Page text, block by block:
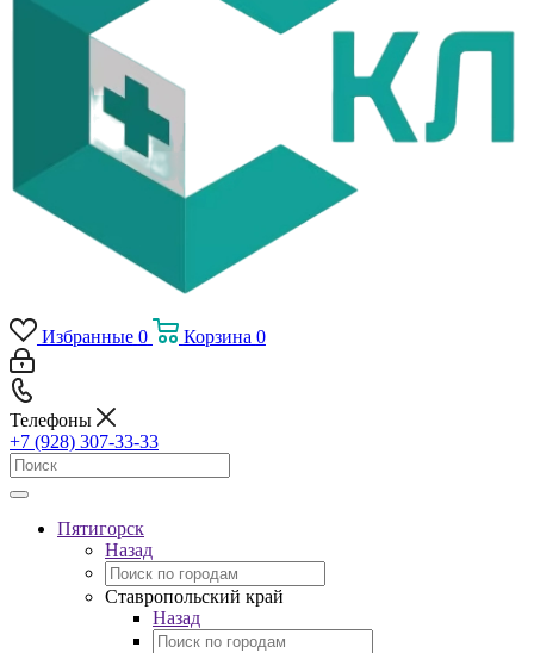
Избранные 0 Корзина 0
Телефоны
+7 (928) 307-33-33
Пятигорск
Назад
Ставропольский край
Назад